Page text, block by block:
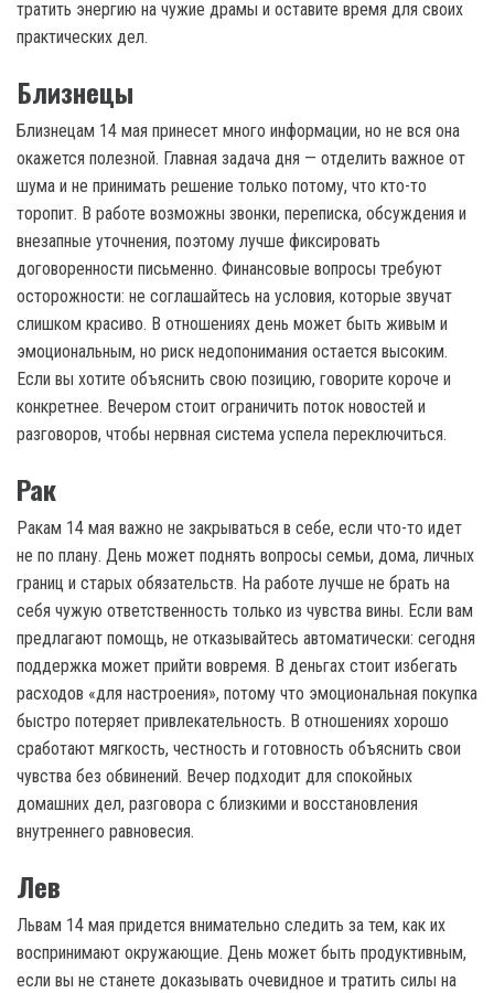
тратить энергию на чужие драмы и оставите время для своих
практических дел.
Близнецы
Близнецам 14 мая принесет много информации, но не вся она
окажется полезной. Главная задача дня — отделить важное от
шума и не принимать решение только потому, что кто-то
торопит. В работе возможны звонки, переписка, обсуждения и
внезапные уточнения, поэтому лучше фиксировать
договоренности письменно. Финансовые вопросы требуют
осторожности: не соглашайтесь на условия, которые звучат
слишком красиво. В отношениях день может быть живым и
эмоциональным, но риск недопонимания остается высоким.
Если вы хотите объяснить свою позицию, говорите короче и
конкретнее. Вечером стоит ограничить поток новостей и
разговоров, чтобы нервная система успела переключиться.
Рак
Ракам 14 мая важно не закрываться в себе, если что-то идет
не по плану. День может поднять вопросы семьи, дома, личных
границ и старых обязательств. На работе лучше не брать на
себя чужую ответственность только из чувства вины. Если вам
предлагают помощь, не отказывайтесь автоматически: сегодня
поддержка может прийти вовремя. В деньгах стоит избегать
расходов «для настроения», потому что эмоциональная покупка
быстро потеряет привлекательность. В отношениях хорошо
сработают мягкость, честность и готовность объяснить свои
чувства без обвинений. Вечер подходит для спокойных
домашних дел, разговора с близкими и восстановления
внутреннего равновесия.
Лев
Львам 14 мая придется внимательно следить за тем, как их
воспринимают окружающие. День может быть продуктивным,
если вы не станете доказывать очевидное и тратить силы на